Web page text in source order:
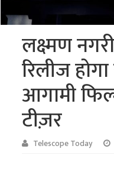
लक्ष्मण
रिलीज
आगामी
टीज़र
Telescope Today